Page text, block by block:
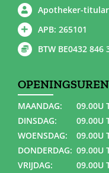
Apotheker-
APB: 265101
BTW BE0432 846
OPENINGSUREN
MAANDAG:
09.00U
DINSDAG:
09.00U
WOENSDAG:
09.00U
DONDERDAG: 09.00U
VRIJDAG:
09.00U